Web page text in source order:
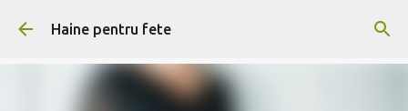
Treceți la conținutul principal
Haine pentru fete